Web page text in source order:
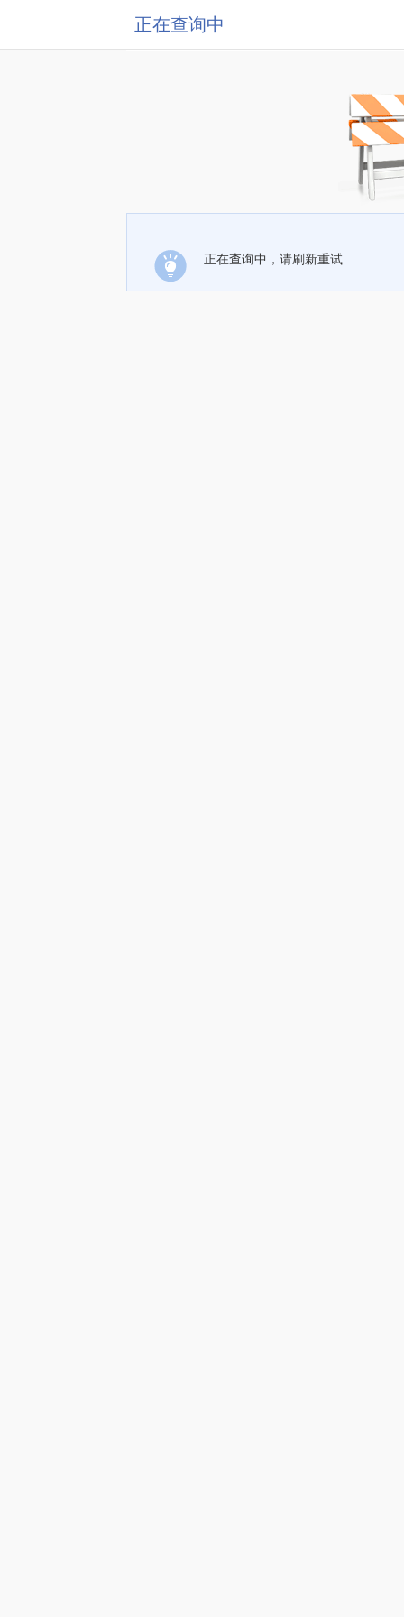
正在查询中
正在查询中，请刷新重试